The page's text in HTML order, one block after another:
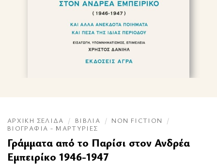
ΑΡΧΙΚΉ ΣΕΛΊΔΑ / ΒΙΒΛΊΑ / NON FICTION
/
ΒΙΟΓΡΑΦΊΑ - ΜΑΡΤΥΡΊΕΣ
Γράμματα από το Παρίσι στον Ανδρέα
Εμπειρίκο 1946-1947